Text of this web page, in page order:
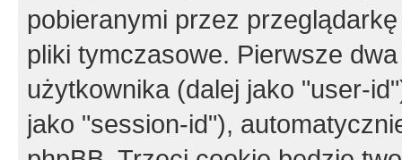
pobieranymi przez
pliki tymczasowe. Pierwsze
użytkownika (dalej jako "user-
jako "session-id"),